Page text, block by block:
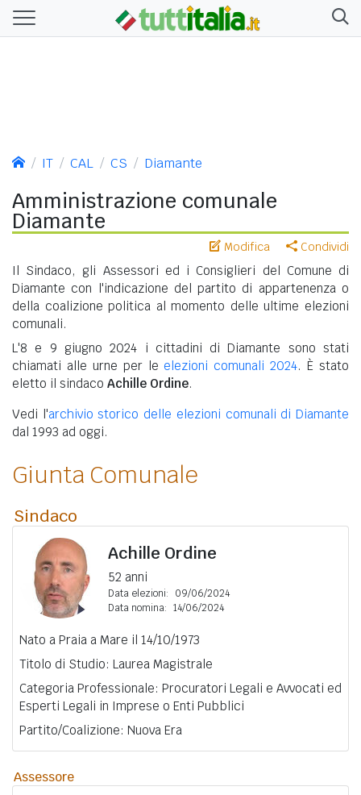
IT CAL CS Diamante
Amministrazione comunale
Diamante
Modifica Condividi
Il Sindaco, gli Assessori ed i Consiglieri del Comune di
Diamante con l'indicazione del partito di appartenenza o
della coalizione politica al momento delle ultime elezioni
comunali.
L'8 e 9 giugno 2024 i cittadini di Diamante sono stati
chiamati alle urne per le elezioni comunali 2024. È stato
eletto il sindaco Achille Ordine.
Vedi l'archivio storico delle elezioni comunali di Diamante
dal 1993 ad oggi.
Giunta Comunale
Sindaco
Achille Ordine
52 anni
Data elezioni:
09/06/2024
Data nomina: 14/06/2024
Nato a Praia a Mare il 14/10/1973
Titolo di Studio: Laurea Magistrale
Categoria Professionale: Procuratori Legali e Avvocati ed
Esperti Legali in Imprese o Enti Pubblici
Partito/Coalizione: Nuova Era
Assessore